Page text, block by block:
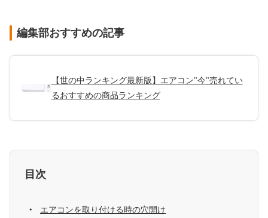
編集部おすすめの記事
【世の中ランキング最新版】エアコン"今"売れてい
るおすすめの商品ランキング
目次
エアコンを取り付ける時の穴開け